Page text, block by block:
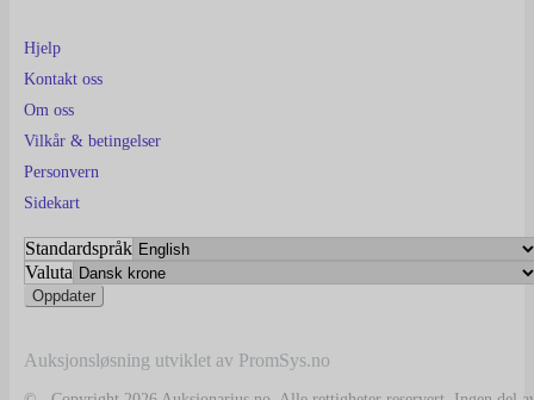
Hjelp
Kontakt oss
Om oss
Vilkår & betingelser
Personvern
Sidekart
Standardspråk
Valuta
Auksjonsløsning utviklet av PromSys.no